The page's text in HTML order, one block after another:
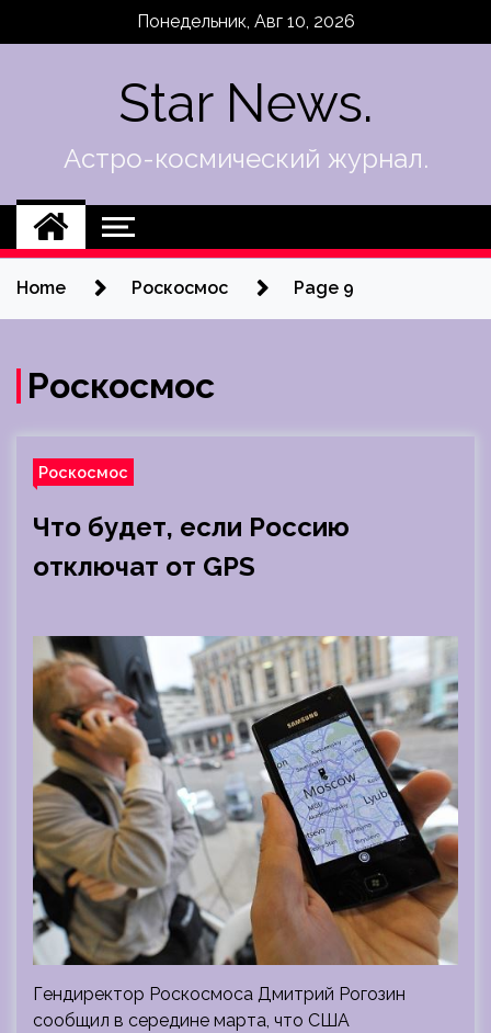
Понедельник, Авг 10, 2026
Star News.
Астро-космический журнал.
Home Роскосмос Page 9
Роскосмос
Роскосмос
Что будет, если Россию
отключат от GPS
Гендиректор Роскосмоса Дмитрий Рогозин
сообщил в середине марта, что США